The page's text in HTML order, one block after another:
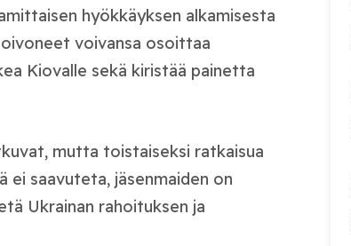
hyökkäyksen alkamisesta
voivansa osoittaa
Kiovalle sekä kiristää painetta
mutta toistaiseksi ratkaisua
saavuteta, jäsenmaiden on
Ukrainan rahoituksen ja